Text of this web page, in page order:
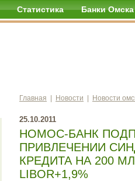
Статистика Банки Омска
Главная Новости Новости
25.10.2011
НОМОС-БАНК
ПРИВЛЕЧЕНИИ
КРЕДИТА НА 200
LIBOR+1,9%